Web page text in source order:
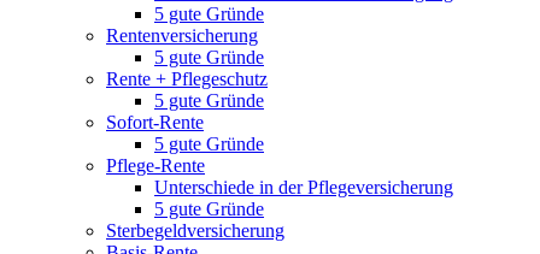
5 gute Gründe
Rentenversicherung
5 gute Gründe
Rente + Pflegeschutz
5 gute Gründe
Sofort-Rente
5 gute Gründe
Pflege-Rente
Unterschiede in der Pflegeversicherung
5 gute Gründe
Sterbegeldversicherung